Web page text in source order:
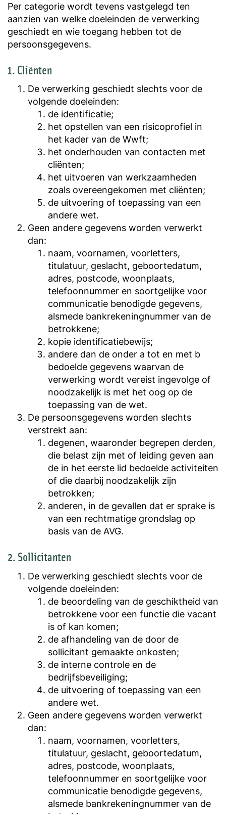
Per categorie wordt tevens vastgelegd ten
aanzien van welke doeleinden de verwerking
geschiedt en wie toegang hebben tot de
persoonsgegevens.
1. Cliënten
De verwerking geschiedt slechts voor de
volgende doeleinden:
de identificatie;
het opstellen van een risicoprofiel in
het kader van de Wwft;
het onderhouden van contacten met
cliënten;
het uitvoeren van werkzaamheden
zoals overeengekomen met cliënten;
de uitvoering of toepassing van een
andere wet.
Geen andere gegevens worden verwerkt
dan:
naam, voornamen, voorletters,
titulatuur, geslacht, geboortedatum,
adres, postcode, woonplaats,
telefoonnummer en soortgelijke voor
communicatie benodigde gegevens,
alsmede bankrekeningnummer van de
betrokkene;
kopie identificatiebewijs;
andere dan de onder a tot en met b
bedoelde gegevens waarvan de
verwerking wordt vereist ingevolge of
noodzakelijk is met het oog op de
toepassing van de wet.
De persoonsgegevens worden slechts
verstrekt aan:
degenen, waaronder begrepen derden,
die belast zijn met of leiding geven aan
de in het eerste lid bedoelde activiteiten
of die daarbij noodzakelijk zijn
betrokken;
anderen, in de gevallen dat er sprake is
van een rechtmatige grondslag op
basis van de AVG.
2. Sollicitanten
De verwerking geschiedt slechts voor de
volgende doeleinden:
de beoordeling van de geschiktheid van
betrokkene voor een functie die vacant
is of kan komen;
de afhandeling van de door de
sollicitant gemaakte onkosten;
de interne controle en de
bedrijfsbeveiliging;
de uitvoering of toepassing van een
andere wet.
Geen andere gegevens worden verwerkt
dan:
naam, voornamen, voorletters,
titulatuur, geslacht, geboortedatum,
adres, postcode, woonplaats,
telefoonnummer en soortgelijke voor
communicatie benodigde gegevens,
alsmede bankrekeningnummer van de